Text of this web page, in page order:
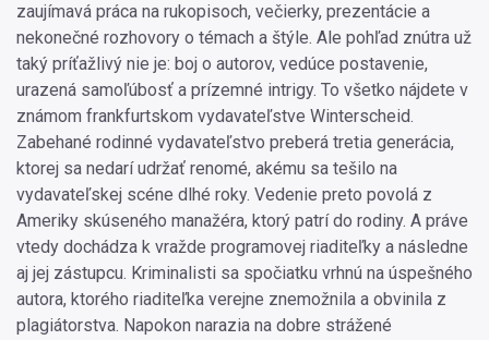
zaujímavá práca na rukopisoch, večierky, prezentácie a
nekonečné rozhovory o témach a štýle. Ale pohľad znútra už
taký príťažlivý nie je: boj o autorov, vedúce postavenie,
urazená samoľúbosť a prízemné intrigy. To všetko nájdete v
známom frankfurtskom vydavateľstve Winterscheid.
Zabehané rodinné vydavateľstvo preberá tretia generácia,
ktorej sa nedarí udržať renomé, akému sa tešilo na
vydavateľskej scéne dlhé roky. Vedenie preto povolá z
Ameriky skúseného manažéra, ktorý patrí do rodiny. A práve
vtedy dochádza k vražde programovej riaditeľky a následne
aj jej zástupcu. Kriminalisti sa spočiatku vrhnú na úspešného
autora, ktorého riaditeľka verejne znemožnila a obvinila z
plagiátorstva. Napokon narazia na dobre strážené